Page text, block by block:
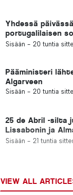
Yhdessä
portugalilaisen
pistoa
Sisään - 20 tuntia
Pääministeri
Algarveen
Sisään - 20 tuntia
25 de Abril -silta
Lissabonin ja
yhdistämistä
Sisään - 21 tuntia
VIEW ALL